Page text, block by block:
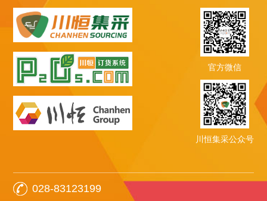
官方微信
川恒集采公众号
028-83123199